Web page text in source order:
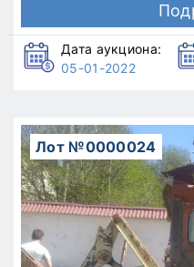
Дата аукциона:
05-01-2022
Лот №0000024